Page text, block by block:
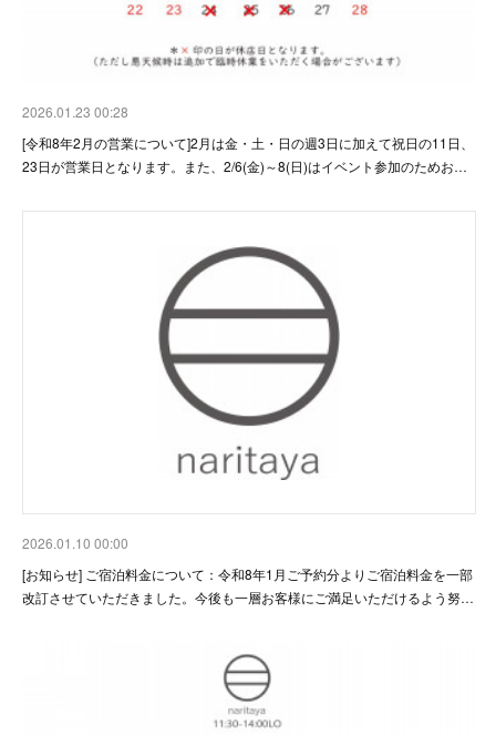
2026.01.23 00:28
[令和8年2月の営業について]2月は金・土・日の週3日に加えて祝日の11日、
23日が営業日となります。また、2/6(金)～8(日)はイベント参加のためお…
2026.01.10 00:00
[お知らせ] ご宿泊料金について：令和8年1月ご予約分よりご宿泊料金を一部
改訂させていただきました。今後も一層お客様にご満足いただけるよう努…